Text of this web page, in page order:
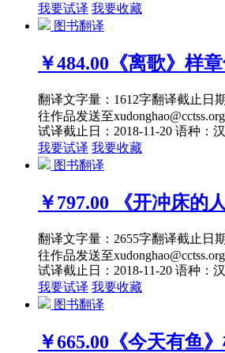
我要试译 我要收藏
图书翻译
￥484.00 《离歌》样
翻译文字量：1612字翻译截止日
往作品发送至
试译截止日：2018-11-20 语种：
我要试译 我要收藏
图书翻译
￥797.00 《开冲床的
翻译文字量：2655字翻译截止日
往作品发送至
试译截止日：2018-11-20 语种：
我要试译 我要收藏
图书翻译
￥665.00 《今天有鱼